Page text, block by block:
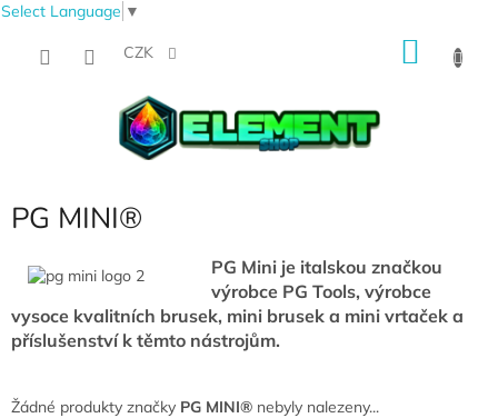
Select Language ▼
CZK
PG MINI®
PG Mini je italskou značkou
výrobce PG Tools, výrobce
vysoce kvalitních brusek, mini brusek a mini vrtaček a
příslušenství k těmto nástrojům.
Žádné produkty značky PG MINI® nebyly nalezeny...